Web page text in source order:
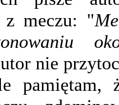
z meczu: "
nie
pamiętam,